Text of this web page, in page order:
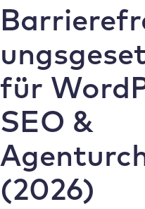
für
SEO &
(2026)